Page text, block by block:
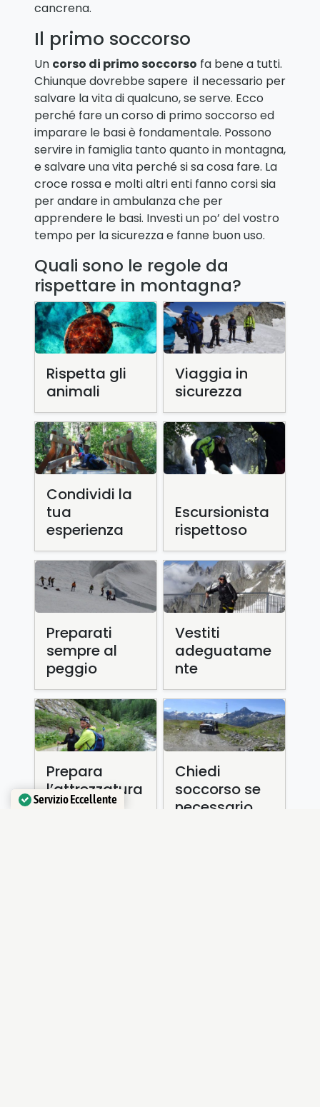
cancrena.
Il primo soccorso
Un corso di primo soccorso fa bene a tutti.
Chiunque dovrebbe sapere il necessario per
salvare la vita di qualcuno, se serve. Ecco
perché fare un corso di primo soccorso ed
imparare le basi è fondamentale. Possono
servire in famiglia tanto quanto in montagna,
e salvare una vita perché si sa cosa fare. La
croce rossa e molti altri enti fanno corsi sia
per andare in ambulanza che per
apprendere le basi. Investi un po’ del vostro
tempo per la sicurezza e fanne buon uso.
Quali sono le regole da
rispettare in montagna?
Rispetta gli
animali
Viaggia in
sicurezza
Condividi la
tua
esperienza
Escursionista
rispettoso
Preparati
sempre al
peggio
Vestiti
adeguatame
nte
Prepara
l’attrezzatura
tecnica
Chiedi
soccorso se
necessario
Servizio Eccellente